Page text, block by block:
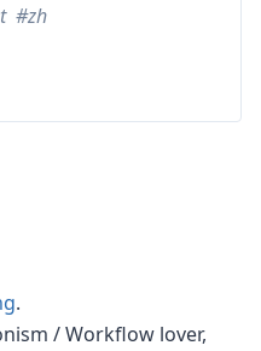
zh
.
/ Workflow lover,